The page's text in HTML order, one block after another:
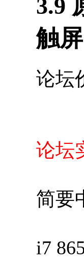
3.9
触
论坛
论坛
简要
i7